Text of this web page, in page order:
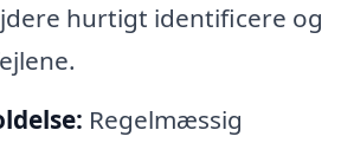
hurtigt identificere og
Regelmæssig